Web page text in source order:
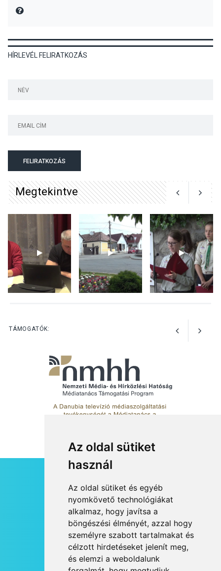
Az oldal sütiket
használ
Az oldal sütiket és egyéb
nyomkövető technológiákat
alkalmaz, hogy javítsa a
böngészési élményét, azzal hogy
személyre szabott tartalmakat és
célzott hirdetéseket jelenít meg,
és elemzi a weboldalunk
művészetek jegyében
Esztergomban
KULTÚRA 2026 AUG 03
A kimondatlan üzenetek
nyomában – Ingyenes
metakommunikációs
foglalkozások Szentendrén
MIRE MONDTA
HÍRLEVÉL FELIRATKOZÁS
FELIRATKOZÁS
Megtekintve
TÁMOGATÓK:
RSS
JOGI NYILATKOZAT
KAPCSOLAT
OLDALTÉRKÉP
IMPRESSZUM
HÍR BEKÜLDÉSE